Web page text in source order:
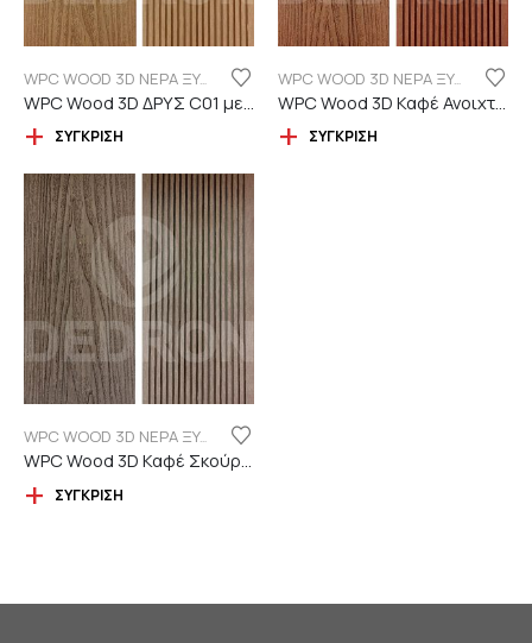
WPC WOOD 3D ΝΕΡΑ ΞΥΛΟΥ
WPC Wood 3D ΔΡΥΣ C01 με νερά ξύλου
ΣΎΓΚΡΙΣΗ
WPC WOOD 3D ΝΕΡΑ ΞΥΛΟΥ
WPC Wood 3D Καφέ Ανοιχτό C110 με νερά ξύλου
ΣΎΓΚΡΙΣΗ
WPC WOOD 3D ΝΕΡΑ ΞΥΛΟΥ
WPC Wood 3D Καφέ Σκούρο C119 με νερά ξύλου
ΣΎΓΚΡΙΣΗ